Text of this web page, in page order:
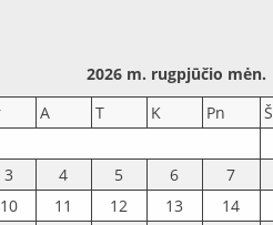
2026 m. rugpjūčio mėn.
A T K Pn Š
3
4 5 6 7
10
11 12 13 14